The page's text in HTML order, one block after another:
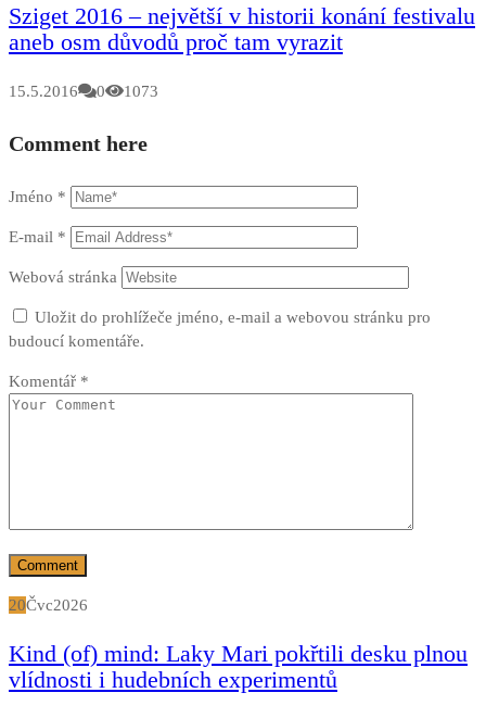
Sziget 2016 – největší v historii konání festivalu
aneb osm důvodů proč tam vyrazit
15.5.2016 0 1073
Comment here
Jméno *
E-mail *
Webová stránka
Uložit do prohlížeče jméno, e-mail a webovou stránku pro
budoucí komentáře.
Komentář *
20Čvc2026
Kind (of) mind: Laky Mari pokřtili desku plnou
vlídnosti i hudebních experimentů